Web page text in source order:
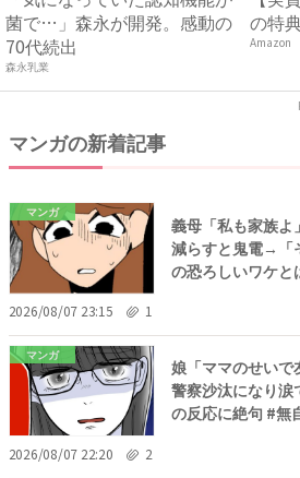
菌で…」森永が開発。感動の
70代続出
森永乳業
の特
Amazon
マンガの新着記事
マンガ
義母「私も家族よ
減らすと鬼電→「
の恐ろしいワケと
2026/08/07 23:15 1
マンガ
娘「ママのせいで
警察沙汰になり
の反応に絶句 #無
2026/08/07 22:20 2